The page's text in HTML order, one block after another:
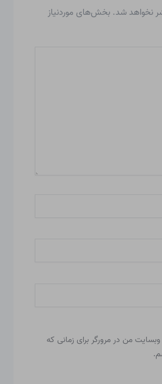
نخواهد شد. بخش‌های موردنیاز
وبسایت من در مرورگر برای زمانی که